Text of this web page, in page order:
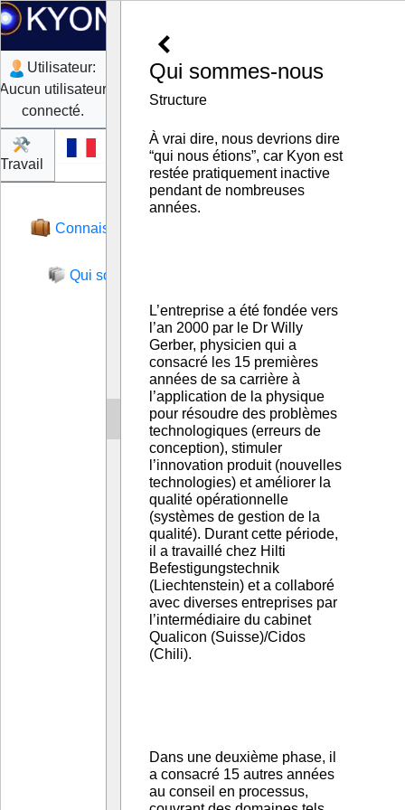
Utilisateur:
Aucun utilisateur
connecté.
Travail
Login
Connaissance
Qui sommes-nous
Qui sommes-nous
Structure
À vrai dire, nous devrions dire
“qui nous étions”, car Kyon est
restée pratiquement inactive
pendant de nombreuses
L’entreprise a été fondée vers
l’an 2000 par le Dr Willy
Gerber, physicien qui a
consacré les 15 premières
années de sa carrière à
l’application de la physique
pour résoudre des problèmes
technologiques (erreurs de
conception), stimuler
l’innovation produit (nouvelles
technologies) et améliorer la
qualité opérationnelle
(systèmes de gestion de la
qualité). Durant cette période,
il a travaillé chez Hilti
Befestigungstechnik
(Liechtenstein) et a collaboré
avec diverses entreprises par
l’intermédiaire du cabinet
Qualicon (Suisse)/Cidos
Dans une deuxième phase, il
a consacré 15 autres années
au conseil en processus,